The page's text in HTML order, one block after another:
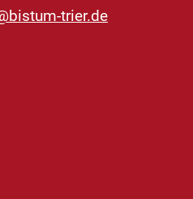
trier.de